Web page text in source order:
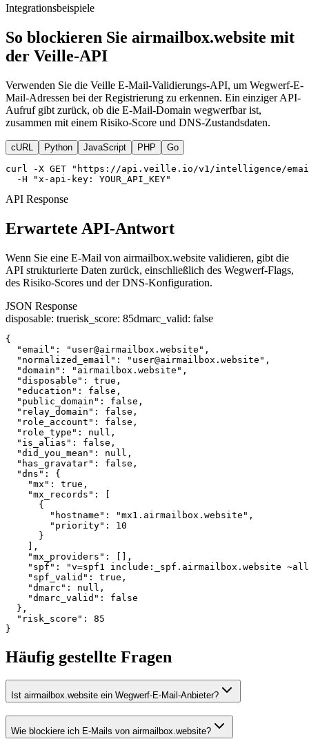
Integrationsbeispiele
So blockieren Sie airmailbox.website mit
der Veille-API
Verwenden Sie die Veille E-Mail-Validierungs-API, um Wegwerf-E-
Mail-Adressen bei der Registrierung zu erkennen. Ein einziger API-
Aufruf gibt zurück, ob die E-Mail-Domain wegwerfbar ist,
zusammen mit einem Risiko-Score und DNS-Zustandsdaten.
cURL Python JavaScript PHP Go
curl -X GET "https://api.veille.io/v1/intelligence/
  -H "x-api-key: YOUR_API_KEY"
API Response
Erwartete API-Antwort
Wenn Sie eine E-Mail von airmailbox.website validieren, gibt die
API strukturierte Daten zurück, einschließlich des Wegwerf-Flags,
des Risiko-Scores und der DNS-Konfiguration.
JSON Response
disposable: truerisk_score: 85dmarc_valid: false
{
  "email": "user@airmailbox.website",
  "normalized_email": "user@airmailbox.website",
  "domain": "airmailbox.website",
  "disposable": true,
  "education": false,
  "public_domain": false,
  "relay_domain": false,
  "role_account": false,
  "role_type": null,
  "is_alias": false,
  "did_you_mean": null,
  "has_gravatar": false,
  "dns": {
    "mx": true,
    "mx_records": [
      {
        "hostname": "mx1.airmailbox.website",
        "priority": 10
      }
    ],
    "mx_providers": [],
"spf": "v=spf1 include:_spf.airmailbox.website
    "spf_valid": true,
    "dmarc": null,
    "dmarc_valid": false
  },
  "risk_score": 85
}
Häufig gestellte Fragen
Ist airmailbox.website ein Wegwerf-E-Mail-Anbieter?
Wie blockiere ich E-Mails von airmailbox.website?